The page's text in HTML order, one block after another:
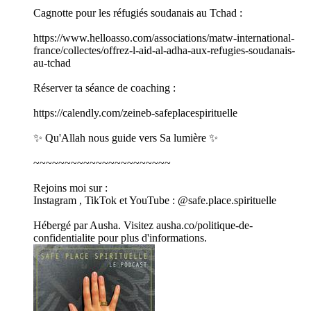
Cagnotte pour les réfugiés soudanais au Tchad :
https://www.helloasso.com/associations/matw-international-
france/collectes/offrez-l-aid-al-adha-aux-refugies-soudanais-
au-tchad
Réserver ta séance de coaching :
https://calendly.com/zeineb-safeplacespirituelle
✨ Qu'Allah nous guide vers Sa lumière ✨
~~~~~~~~~~~~~~~~~~~~~~
Rejoins moi sur :
Instagram , TikTok et YouTube : @safe.place.spirituelle
Hébergé par Ausha. Visitez ausha.co/politique-de-
confidentialite pour plus d'informations.